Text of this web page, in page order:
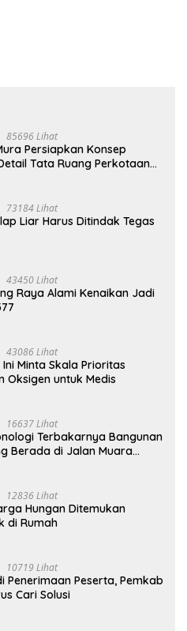
85696 Lihat
Persiapkan Konsep
Tata Ruang Perkotaan
73184 Lihat
Liar Harus Ditindak Tegas
43450 Lihat
Raya Alami Kenaikan Jadi
43086 Lihat
Minta Skala Prioritas
Oksigen untuk Medis
16637 Lihat
Terbakarnya Bangunan
Berada di Jalan Muara
12836 Lihat
Hungan Ditemukan
di Rumah
10719 Lihat
Penerimaan Peserta, Pemkab
Cari Solusi